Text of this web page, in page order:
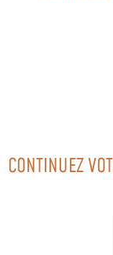
CONTINUEZ